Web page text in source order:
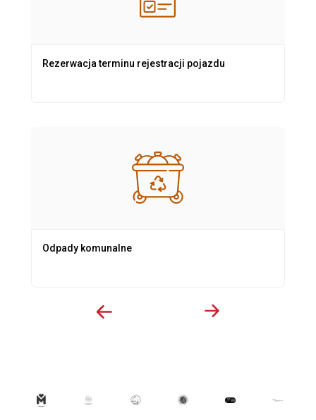
Rezerwacja terminu rejestracji pojazdu
Odpady komunalne